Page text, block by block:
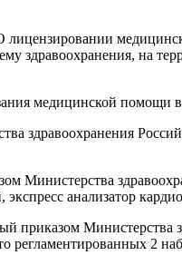
здравоохранения, на
медицинской помощи
здравоохранения
Министерства
анализатор
приказом Министерства
регламентированных 2